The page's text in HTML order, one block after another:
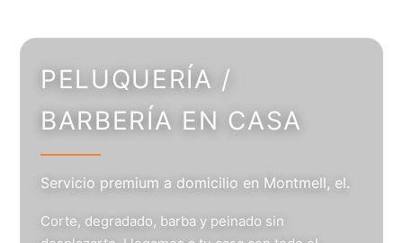
PELUQUERÍA /
BARBERÍA EN CASA
Servicio premium a domicilio en Montmell, el.
Corte, degradado, barba y peinado sin